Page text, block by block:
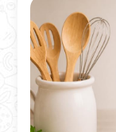
бульона по-
мягким.